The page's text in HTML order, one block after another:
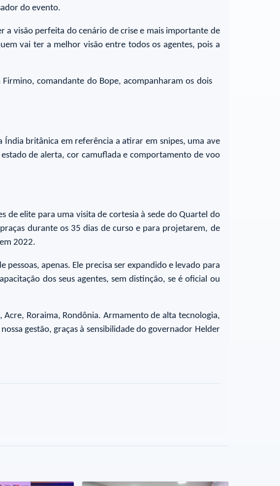
do evento.
a visão perfeita do cenário de crise e mais importante de
vai ter a melhor visão entre todos os agentes, pois a
comandante do Bope, acompanharam os dois
Índia britânica em referência a atirar em snipes, uma ave
de alerta, cor camuflada e comportamento de voo
de elite para uma visita de cortesia à sede do Quartel do
durante os 35 dias de curso e para projetarem, de
2022.
apenas. Ele precisa ser expandido e levado para
dos seus agentes, sem distinção, se é oficial ou
Roraima, Rondônia. Armamento de alta tecnologia,
gestão, graças à sensibilidade do governador Helder